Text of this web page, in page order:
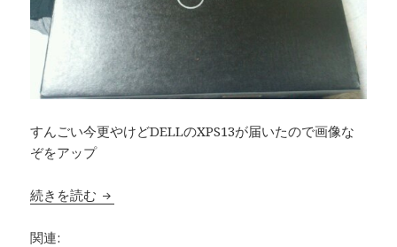
すんごい今更やけどDELLのXPS13が届いたので画像な
ぞをアップ
続きを読む DELL XPS13 開封の儀
関連: